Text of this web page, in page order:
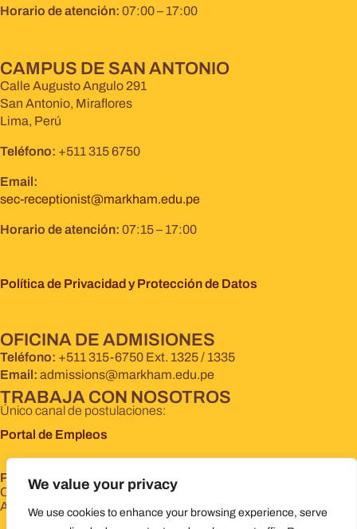
We value your privacy
We use cookies to enhance your browsing experience, serve
Horario de atención: 07:00 – 17:00
CAMPUS DE SAN ANTONIO
Calle Augusto Angulo 291
San Antonio, Miraflores
Lima, Perú
Teléfono: +511 315 6750
Email:
sec-receptionist@markham.edu.pe
Horario de atención: 07:15 – 17:00
Política de Privacidad y Protección de Datos
OFICINA DE ADMISIONES
Teléfono: +511 315-6750 Ext. 1325 / 1335
Email: admissions@markham.edu.pe
TRABAJA CON NOSOTROS
Único canal de postulaciones:
Portal de Empleos
Powered by Markham College
Copyright ©2024
All rights reserved